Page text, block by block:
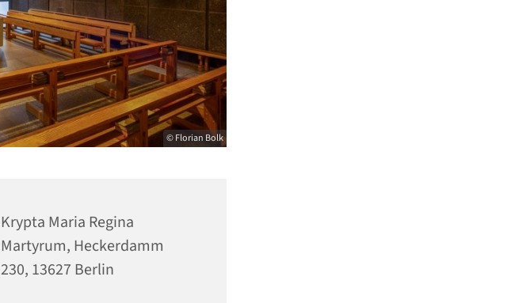
© Florian Bolk
Krypta Maria Regina
Martyrum, Heckerdamm
230, 13627 Berlin